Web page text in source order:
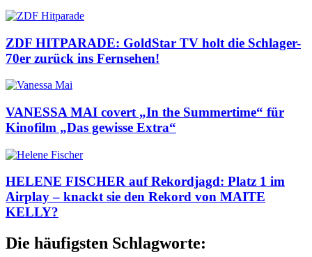
ZDF HITPARADE: GoldStar TV holt die Schlager-
70er zurück ins Fernsehen!
VANESSA MAI covert „In the Summertime“ für
Kinofilm „Das gewisse Extra“
HELENE FISCHER auf Rekordjagd: Platz 1 im
Airplay – knackt sie den Rekord von MAITE
KELLY?
Die häufigsten Schlagworte: